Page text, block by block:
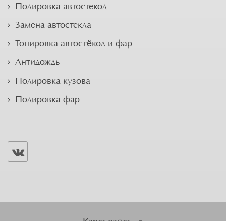
Полировка автостекол
Замена автостекла
Тонировка автостёкол и фар
Антидождь
Полировка кузова
Полировка фар